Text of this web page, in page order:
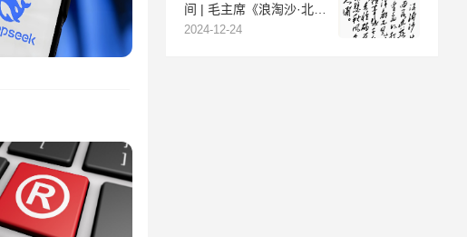
间 | 毛主席《浪淘沙·北戴
河》赏析
2024-12-24